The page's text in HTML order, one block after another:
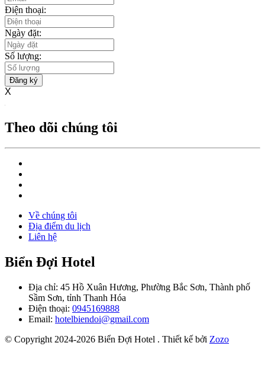
Điện thoại:
Ngày đặt:
Số lượng:
Đăng ký
X
Theo dõi chúng tôi
Về chúng tôi
Địa điểm du lịch
Liên hệ
Biển Đợi Hotel
Địa chỉ: 45 Hồ Xuân Hương, Phường Bắc Sơn, Thành phố
Sầm Sơn, tỉnh Thanh Hóa
Điện thoại: 0945169888
Email: hotelbiendoi@gmail.com
© Copyright 2024-2026 Biển Đợi Hotel . Thiết kế bởi Zozo